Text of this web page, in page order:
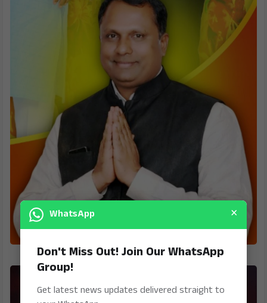
WhatsApp ×
Don't Miss Out! Join Our WhatsApp
Group!
Get latest news updates delivered straight to